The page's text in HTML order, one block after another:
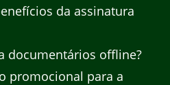
da assinatura
documentários offline?
promocional para a